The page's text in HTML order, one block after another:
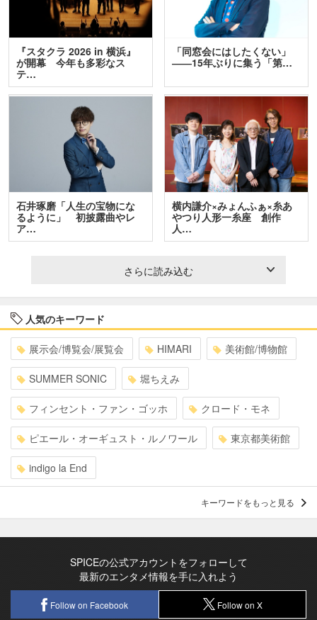
『スタクラ 2026 in 横浜』
が開幕 今年も多彩なス
テ…
「同窓会にはしたくない」
――15年ぶりに集う「第…
石井琢磨「人生の宝物にな
るように」 初披露曲やレ
ア…
横内謙介×みょんふぁ×糸あ
やつり人形一糸座 創作
人…
さらに読み込む
人気のキーワード
展示会/博覧会/展覧会 HIMARI 美術館/博物館
SUMMER SONIC 堀ちえみ
フィンセント・ファン・ゴッホ クロード・モネ
ピエール・オーギュスト・ルノワール 東京都美術館
indigo la End
キーワードをもっと見る
SPICEの公式アカウントをフォローして
最新のエンタメ情報を手に入れよう
Follow on Facebook Follow on X